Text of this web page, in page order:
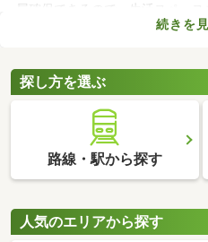
屋確保できるので、生活スペー
たLDKの物件を選べば、ゆった
えるお部屋を見つけてくださいね
続きを
探し方を選ぶ
路線・駅から探す
人気のエリアから探す